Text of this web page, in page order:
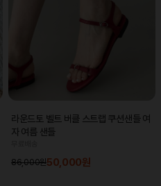
라운드토 벨트 버클 스트랩 쿠션샌들 여
자 여름 샌들
86,000원50,000원